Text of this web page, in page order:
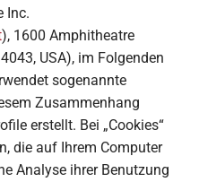
Inc.
), 1600 Amphitheatre
USA), im Folgenden
sogenannte
Zusammenhang
erstellt. Bei „Cookies“
die auf Ihrem Computer
Analyse ihrer Benutzung